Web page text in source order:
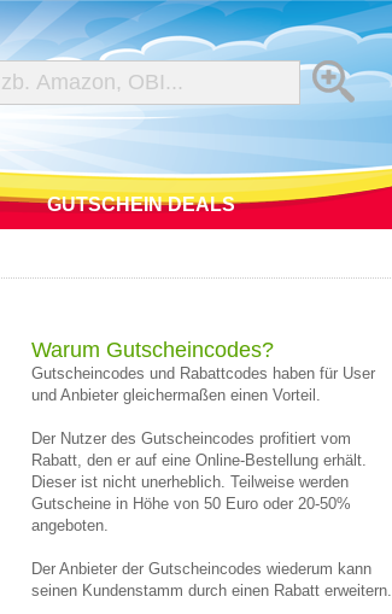
GUTSCHEIN DEALS
Warum Gutscheincodes?
Gutscheincodes und Rabattcodes haben für User
und Anbieter gleichermaßen einen Vorteil.
Der Nutzer des Gutscheincodes profitiert vom
Rabatt, den er auf eine Online-Bestellung erhält.
Dieser ist nicht unerheblich. Teilweise werden
Gutscheine in Höhe von 50 Euro oder 20-50%
angeboten.
Der Anbieter der Gutscheincodes wiederum kann
seinen Kundenstamm durch einen Rabatt erweitern.